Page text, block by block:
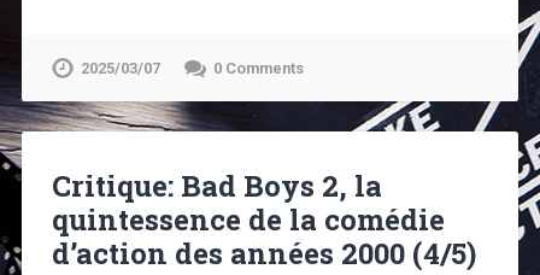
2025/03/07 0 Comments
Critique: Bad Boys 2, la
quintessence de la comédie
d’action des années 2000 (4/5)